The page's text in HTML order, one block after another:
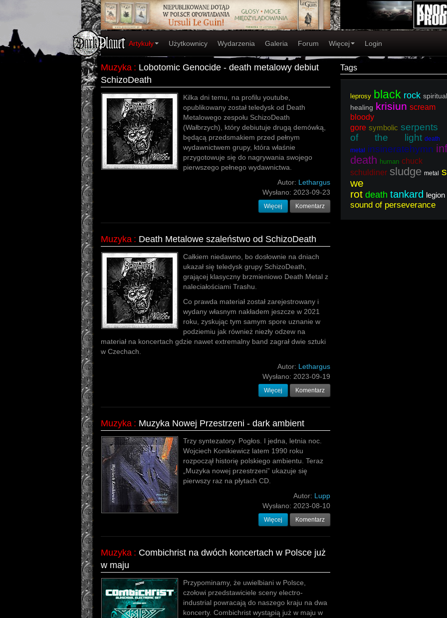
Artykuły Użytkownicy Wydarzenia Galeria Forum Więcej Login
Muzyka : Lobotomic Genocide - death metalowy debiut
SchizoDeath
Kilka dni temu, na profilu youtube,
opublikowany został teledysk od Death
Metalowego zespołu SchizoDeath
(Wałbrzych), który debiutuje drugą demówką,
będącą przedsmakiem przed pełnym
wydawnictwem grupy, która właśnie
przygotowuje się do nagrywania swojego
pierwszego pełnego wydawnictwa.
Autor: Lethargus
Wysłano: 2023-09-23
Więcej Komentarz
Muzyka : Death Metalowe szaleństwo od SchizoDeath
Całkiem niedawno, bo dosłownie na dniach
ukazał się teledysk grupy SchizoDeath,
grającej klasyczny brzmieniowo Death Metal z
naleciałościami Trashu.
Co prawda materiał został zarejestrowany i
wydany własnym nakładem jeszcze w 2021
roku, zyskując tym samym spore uznanie w
podziemiu jak również niezły odzew na
materiał na koncertach gdzie nawet extremalny band zagrał dwie sztuki
w Czechach.
Autor: Lethargus
Wysłano: 2023-09-19
Więcej Komentarz
Muzyka : Muzyka Nowej Przestrzeni - dark ambient
Trzy syntezatory. Pogłos. I jedna, letnia noc.
Wojciech Konikiewicz latem 1990 roku
rozpoczął historię polskiego ambientu. Teraz
„Muzyka nowej przestrzeni” ukazuje się
pierwszy raz na płytach CD.
Autor: Lupp
Wysłano: 2023-08-10
Więcej Komentarz
Muzyka : Combichrist na dwóch koncertach w Polsce już
w maju
Przypominamy, że uwielbiani w Polsce,
czołowi przedstawiciele sceny electro-
industrial powracają do naszego kraju na dwa
koncerty. Combichrist wystąpią już w maju w
Tags
leprosy black rock spiritual
healing krisiun scream
bloody
gore symbolic serpents
of the light death
metal
insineratehymn
death human chuck
schuldiner sludge metal
we
rot death tankard legion
sound of perseverance